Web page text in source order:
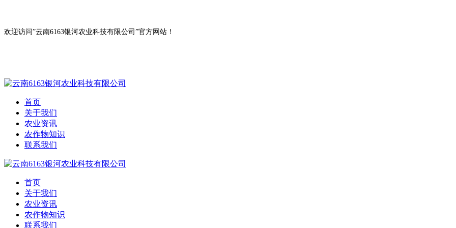
欢迎访问”云南6163银河农业科技有限公司”官方网站！
首页
关于我们
农业资讯
农作物知识
联系我们
首页
关于我们
农业资讯
农作物知识
联系我们